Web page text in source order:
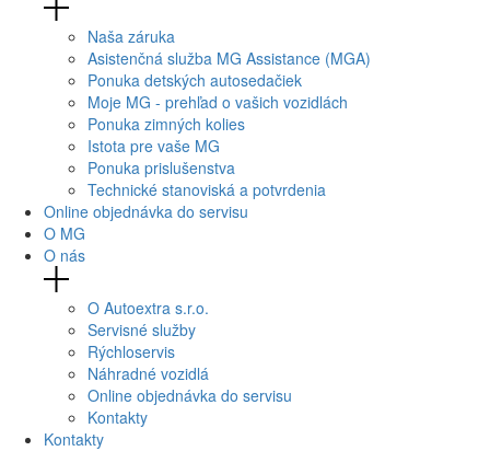
Naša záruka
Asistenčná služba MG Assistance (MGA)
Ponuka detských autosedačiek
Moje MG - prehľad o vašich vozidlách
Ponuka zimných kolies
Istota pre vaše MG
Ponuka prislušenstva
Technické stanoviská a potvrdenia
Online objednávka do servisu
O MG
O nás
O Autoextra s.r.o.
Servisné služby
Rýchloservis
Náhradné vozidlá
Online objednávka do servisu
Kontakty
Kontakty